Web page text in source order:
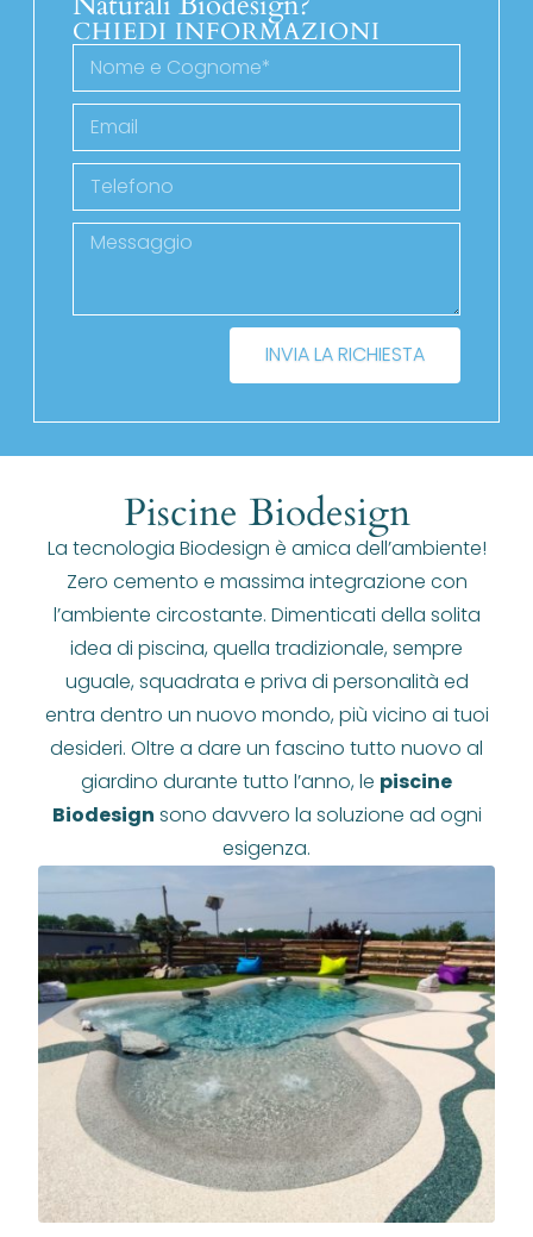
CHIEDI INFORMAZIONI
INVIA LA RICHIESTA
Piscine Biodesign
La tecnologia Biodesign è amica dell’ambiente!
Zero cemento e massima integrazione con
l’ambiente circostante. Dimenticati della solita
idea di piscina, quella tradizionale, sempre
uguale, squadrata e priva di personalità ed
entra dentro un nuovo mondo, più vicino ai tuoi
desideri. Oltre a dare un fascino tutto nuovo al
giardino durante tutto l’anno, le piscine
Biodesign sono davvero la soluzione ad ogni
esigenza.